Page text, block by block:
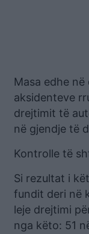
Masa edhe
aksidenteve
drejtimit të
në gjendje të
Kontrolle të
Si rezultat i
fundit deri në
leje drejtimi
nga këto: 51